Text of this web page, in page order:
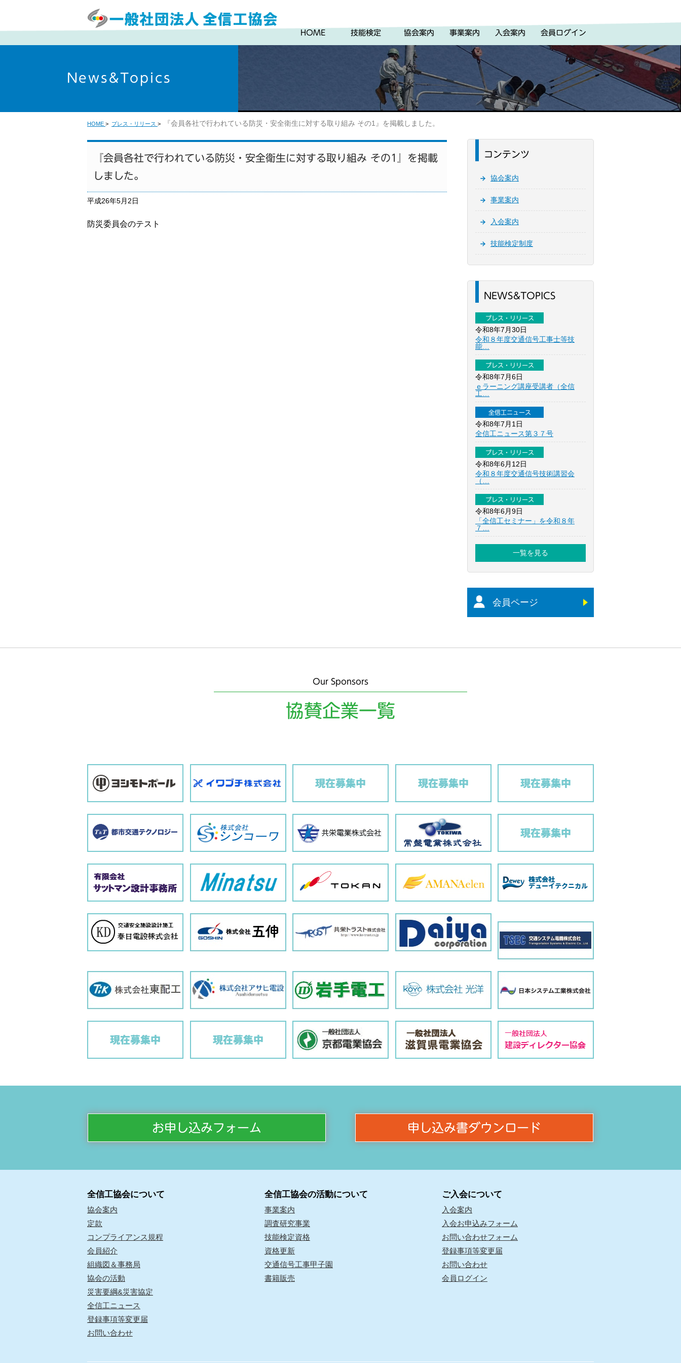
HOME 技能検定 協会案内 事業案内 入会案内 会員ログイン
News&Topics
HOME > プレス・リリース > 『会員各社で行われている防災・安全衛生に対する取り組み その1』を掲載しました。
『会員各社で行われている防災・安全衛生に対する取り組み その1』を掲載
しました。
平成26年5月2日
防災委員会のテスト
コンテンツ
協会案内
事業案内
入会案内
技能検定制度
NEWS&TOPICS
プレス・リリース
令和8年7月30日
令和８年度交通信号工事士等技
能…
プレス・リリース
令和8年7月6日
ｅラーニング講座受講者（全信
工…
全信工ニュース
令和8年7月1日
全信工ニュース第３７号
プレス・リリース
令和8年6月12日
令和８年度交通信号技術講習会
（…
プレス・リリース
令和8年6月9日
「全信工セミナー」を令和８年
７…
一覧を見る
会員ページ
Our Sponsors
協賛企業一覧
お申し込みフォーム 申し込み書ダウンロード
全信工協会について
協会案内
定款
コンプライアンス規程
会員紹介
組織図＆事務局
協会の活動
災害要綱&災害協定
全信工ニュース
登録事項等変更届
お問い合わせ
全信工協会の活動について
事業案内
調査研究事業
技能検定資格
資格更新
交通信号工事甲子園
書籍販売
ご入会について
入会案内
入会お申込みフォーム
お問い合わせフォーム
登録事項等変更届
お問い合わせ
会員ログイン